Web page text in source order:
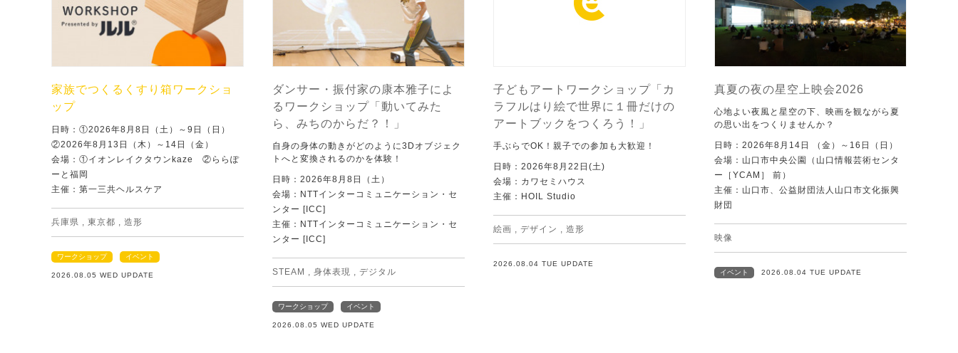
家族でつくるくすり箱ワークショ
ップ
日時：①2026年8月8日（土）～9日（日）
②2026年8月13日（木）～14日（金）
会場：①イオンレイクタウンkaze ②ららぽ
ーと福岡
主催：第一三共ヘルスケア
兵庫県 , 東京都 , 造形
ワークショップ イベント
2026.08.05 WED UPDATE
ダンサー・振付家の康本雅子によ
るワークショップ「動いてみた
ら、みちのからだ？！」
自身の身体の動きがどのように3Dオブジェク
トへと変換されるのかを体験！
日時：2026年8月8日（土）
会場：NTTインターコミュニケーション・セ
ンター [ICC]
主催：NTTインターコミュニケーション・セ
ンター [ICC]
STEAM , 身体表現 , デジタル
ワークショップ イベント
2026.08.05 WED UPDATE
子どもアートワークショップ「カ
ラフルはり絵で世界に１冊だけの
アートブックをつくろう！」
手ぶらでOK！親子での参加も大歓迎！
日時：2026年8月22日(土)
会場：カワセミハウス
主催：HOIL Studio
絵画 , デザイン , 造形
2026.08.04 TUE UPDATE
真夏の夜の星空上映会2026
心地よい夜風と星空の下、映画を観ながら夏
の思い出をつくりませんか？
日時：2026年8月14日 （金）～16日（日）
会場：山口市中央公園（山口情報芸術センタ
ー［YCAM］ 前）
主催：山口市、公益財団法人山口市文化振興
財団
映像
イベント 2026.08.04 TUE UPDATE